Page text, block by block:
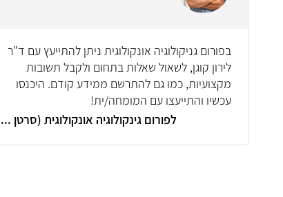
בפורום גניקולוגיה אונקולוגית ניתן להתייעץ עם ד"ר
לירון קוגן, לשאול שאלות בתחום ולקבל תשובות
מקצועיות, כמו גם להתרשם ממידע קודם. היכנסו
עכשיו והתייעצו עם המומחה/ית!
לפורום גינקולוגיה אונקולוגית (סרטן ...